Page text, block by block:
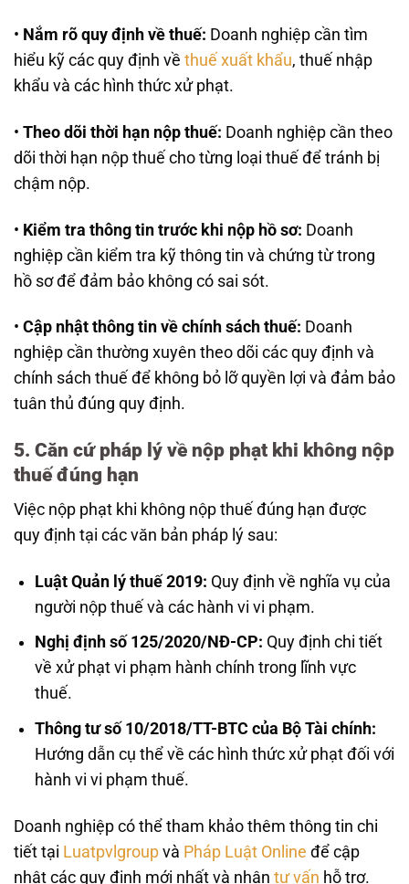
• Nắm rõ quy định về thuế: Doanh nghiệp cần tìm
hiểu kỹ các quy định về thuế xuất khẩu, thuế nhập
khẩu và các hình thức xử phạt.
• Theo dõi thời hạn nộp thuế: Doanh nghiệp cần theo
dõi thời hạn nộp thuế cho từng loại thuế để tránh bị
chậm nộp.
• Kiểm tra thông tin trước khi nộp hồ sơ: Doanh
nghiệp cần kiểm tra kỹ thông tin và chứng từ trong
hồ sơ để đảm bảo không có sai sót.
• Cập nhật thông tin về chính sách thuế: Doanh
nghiệp cần thường xuyên theo dõi các quy định và
chính sách thuế để không bỏ lỡ quyền lợi và đảm bảo
tuân thủ đúng quy định.
5. Căn cứ pháp lý về nộp phạt khi không nộp
thuế đúng hạn
Việc nộp phạt khi không nộp thuế đúng hạn được
quy định tại các văn bản pháp lý sau:
Luật Quản lý thuế 2019: Quy định về nghĩa vụ của
người nộp thuế và các hành vi vi phạm.
Nghị định số 125/2020/NĐ-CP: Quy định chi tiết
về xử phạt vi phạm hành chính trong lĩnh vực
thuế.
Thông tư số 10/2018/TT-BTC của Bộ Tài chính:
Hướng dẫn cụ thể về các hình thức xử phạt đối với
hành vi vi phạm thuế.
Doanh nghiệp có thể tham khảo thêm thông tin chi
tiết tại Luatpvlgroup và Pháp Luật Online để cập
nhật các quy định mới nhất và nhận tư vấn hỗ trợ.